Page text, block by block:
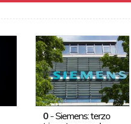
0-Siemens: terzo